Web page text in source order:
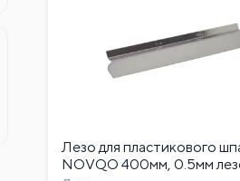
Лезо для пластикового
NOVQO 400мм, 0.5мм